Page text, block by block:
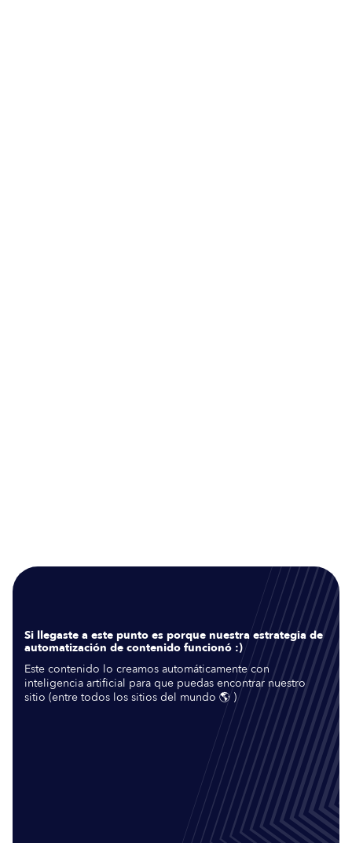
Si llegaste a este punto es porque nuestra estrategia de
automatización de contenido funcionó :)
Este contenido lo creamos automáticamente con
inteligencia artificial para que puedas encontrar nuestro
sitio (entre todos los sitios del mundo 🌎 )